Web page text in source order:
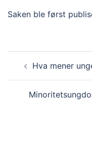
Saken ble først
Hva mener